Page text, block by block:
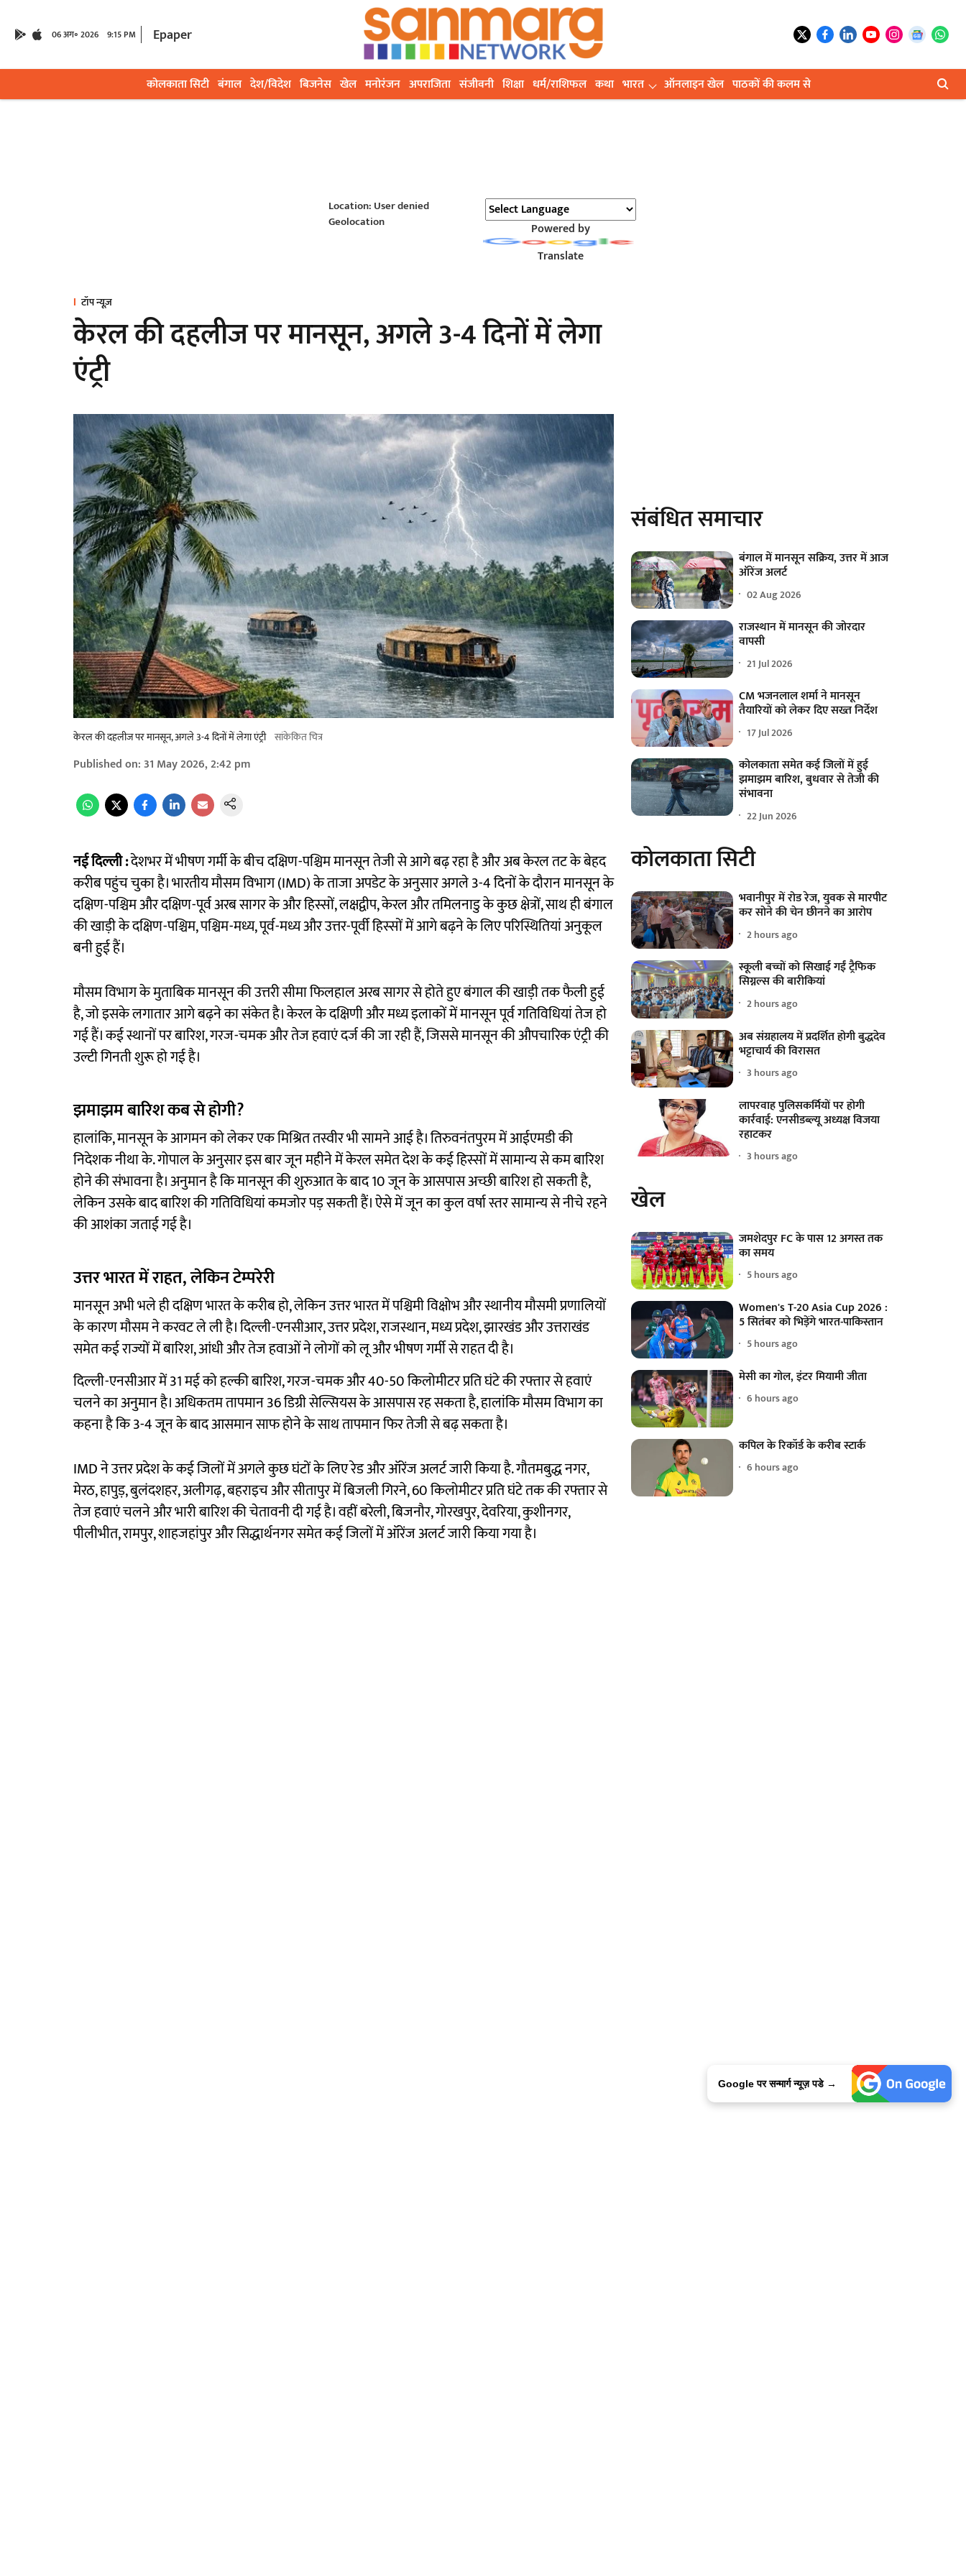
06 अग॰ 2026 9:15 PM Epaper
कोलकाता सिटी बंगाल देश/विदेश बिजनेस खेल मनोरंजन अपराजिता संजीवनी शिक्षा धर्म/राशिफल कथा भारत ऑनलाइन खेल पाठकों की कलम से
Location: User denied
Geolocation
Powered by
Translate
टॉप न्यूज़
केरल की दहलीज पर मानसून, अगले 3-4 दिनों में लेगा
एंट्री
केरल की दहलीज पर मानसून, अगले 3-4 दिनों में लेगा एंट्री सांकेकित चित्र
Published on:31 May 2026, 2:42 pm
नई दिल्ली :देशभर में भीषण गर्मी के बीच दक्षिण-पश्चिम मानसून तेजी से आगे बढ़ रहा है और अब केरल तट के बेहद
करीब पहुंच चुका है। भारतीय मौसम विभाग (IMD) के ताजा अपडेट के अनुसार अगले 3-4 दिनों के दौरान मानसून के
दक्षिण-पश्चिम और दक्षिण-पूर्व अरब सागर के और हिस्सों, लक्षद्वीप, केरल और तमिलनाडु के कुछ क्षेत्रों, साथ ही बंगाल
की खाड़ी के दक्षिण-पश्चिम, पश्चिम-मध्य, पूर्व-मध्य और उत्तर-पूर्वी हिस्सों में आगे बढ़ने के लिए परिस्थितियां अनुकूल
बनी हुई हैं।
मौसम विभाग के मुताबिक मानसून की उत्तरी सीमा फिलहाल अरब सागर से होते हुए बंगाल की खाड़ी तक फैली हुई
है, जो इसके लगातार आगे बढ़ने का संकेत है। केरल के दक्षिणी और मध्य इलाकों में मानसून पूर्व गतिविधियां तेज हो
गई हैं। कई स्थानों पर बारिश, गरज-चमक और तेज हवाएं दर्ज की जा रही हैं, जिससे मानसून की औपचारिक एंट्री की
उल्टी गिनती शुरू हो गई है।
झमाझम बारिश कब से होगी?
हालांकि, मानसून के आगमन को लेकर एक मिश्रित तस्वीर भी सामने आई है। तिरुवनंतपुरम में आईएमडी की
निदेशक नीथा के. गोपाल के अनुसार इस बार जून महीने में केरल समेत देश के कई हिस्सों में सामान्य से कम बारिश
होने की संभावना है। अनुमान है कि मानसून की शुरुआत के बाद 10 जून के आसपास अच्छी बारिश हो सकती है,
लेकिन उसके बाद बारिश की गतिविधियां कमजोर पड़ सकती हैं। ऐसे में जून का कुल वर्षा स्तर सामान्य से नीचे रहने
की आशंका जताई गई है।
उत्तर भारत में राहत, लेकिन टेम्परेरी
मानसून अभी भले ही दक्षिण भारत के करीब हो, लेकिन उत्तर भारत में पश्चिमी विक्षोभ और स्थानीय मौसमी प्रणालियों
के कारण मौसम ने करवट ले ली है। दिल्ली-एनसीआर, उत्तर प्रदेश, राजस्थान, मध्य प्रदेश, झारखंड और उत्तराखंड
समेत कई राज्यों में बारिश, आंधी और तेज हवाओं ने लोगों को लू और भीषण गर्मी से राहत दी है।
दिल्ली-एनसीआर में 31 मई को हल्की बारिश, गरज-चमक और 40-50 किलोमीटर प्रति घंटे की रफ्तार से हवाएं
चलने का अनुमान है। अधिकतम तापमान 36 डिग्री सेल्सियस के आसपास रह सकता है, हालांकि मौसम विभाग का
कहना है कि 3-4 जून के बाद आसमान साफ होने के साथ तापमान फिर तेजी से बढ़ सकता है।
IMD ने उत्तर प्रदेश के कई जिलों में अगले कुछ घंटों के लिए रेड और ऑरेंज अलर्ट जारी किया है. गौतमबुद्ध नगर,
मेरठ, हापुड़, बुलंदशहर, अलीगढ़, बहराइच और सीतापुर में बिजली गिरने, 60 किलोमीटर प्रति घंटे तक की रफ्तार से
तेज हवाएं चलने और भारी बारिश की चेतावनी दी गई है। वहीं बरेली, बिजनौर, गोरखपुर, देवरिया, कुशीनगर,
पीलीभीत, रामपुर, शाहजहांपुर और सिद्धार्थनगर समेत कई जिलों में ऑरेंज अलर्ट जारी किया गया है।
संबंधित समाचार
बंगाल में मानसून सक्रिय, उत्तर में आज
ऑरेंज अलर्ट
02 Aug 2026
राजस्थान में मानसून की जोरदार
वापसी
21 Jul 2026
CM भजनलाल शर्मा ने मानसून
तैयारियों को लेकर दिए सख्त निर्देश
17 Jul 2026
कोलकाता समेत कई जिलों में हुई
झमाझम बारिश, बुधवार से तेजी की
संभावना
22 Jun 2026
कोलकाता सिटी
भवानीपुर में रोड रेज, युवक से मारपीट
कर सोने की चेन छीनने का आरोप
2 hours ago
स्कूली बच्चों को सिखाई गईं ट्रैफिक
सिग्नल्स की बारीकियां
2 hours ago
अब संग्रहालय में प्रदर्शित होगी बुद्धदेव
भट्टाचार्य की विरासत
3 hours ago
लापरवाह पुलिसकर्मियों पर होगी
कार्रवाई: एनसीडब्ल्यू अध्यक्ष विजया
रहाटकर
3 hours ago
खेल
जमशेदपुर FC के पास 12 अगस्त तक
का समय
5 hours ago
Women's T-20 Asia Cup 2026 :
5 सितंबर को भिड़ेंगे भारत-पाकिस्तान
5 hours ago
मेसी का गोल, इंटर मियामी जीता
6 hours ago
कपिल के रिकॉर्ड के करीब स्टार्क
6 hours ago
Google पर सन्मार्ग न्यूज़ पडे →